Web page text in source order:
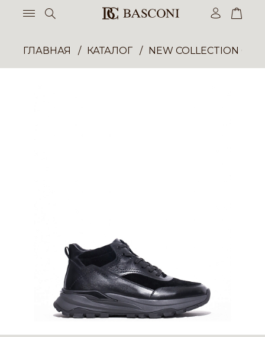
ГЛАВНАЯ КАТАЛОГ NEW COLLECTION